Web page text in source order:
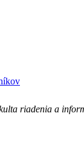
riadenia a